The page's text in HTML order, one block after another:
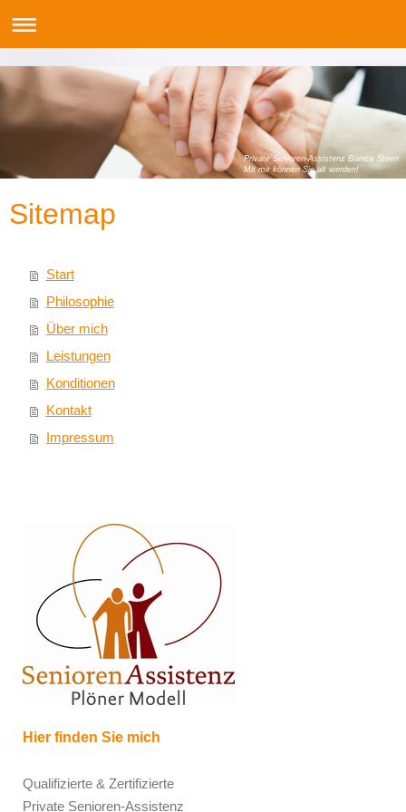
Private Senioren-Assistenz Bianca Steen
Mit mir können Sie alt werden!
Sitemap
Start
Philosophie
Über mich
Leistungen
Konditionen
Kontakt
Impressum
Hier finden Sie mich
Qualifizierte & Zertifizierte
Private Senioren-Assistenz